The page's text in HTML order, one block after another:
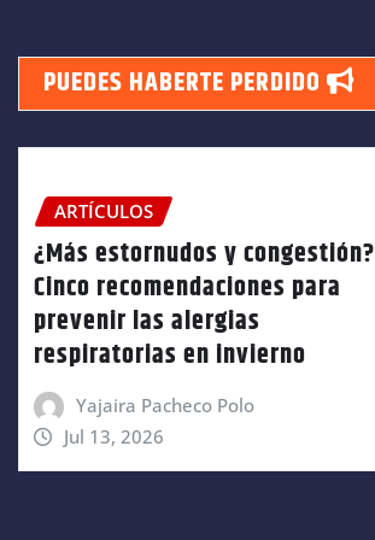
de
entradas
PUEDES HABERTE PERDIDO
ARTÍCULOS
¿Más estornudos y congestión?
Cinco recomendaciones para
prevenir las alergias
respiratorias en invierno
Yajaira Pacheco Polo
Jul 13, 2026